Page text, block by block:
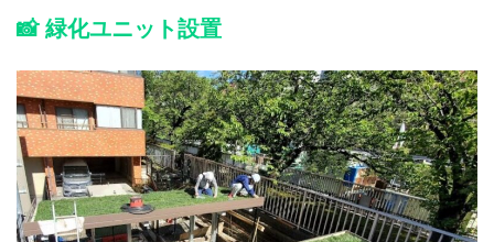
📸 緑化ユニット設置